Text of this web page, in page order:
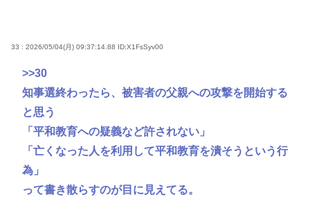
33 : 2026/05/04(月) 09:37:14.88 ID:X1FsSyv00
>>30
知事選終わったら、被害者の父親への攻撃を開始する
と思う
「平和教育への疑義など許されない」
「亡くなった人を利用して平和教育を潰そうという行
為」
って書き散らすのが目に見えてる。